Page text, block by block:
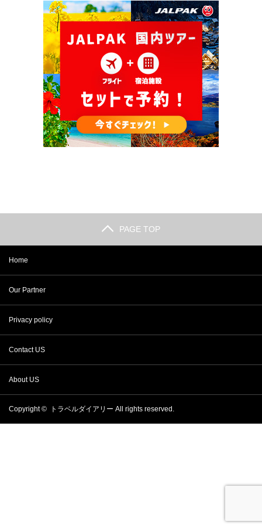
PAGE TOP
Home
Our Partner
Privacy policy
Contact US
About US
Copyright © トラベルダイアリー All rights reserved.